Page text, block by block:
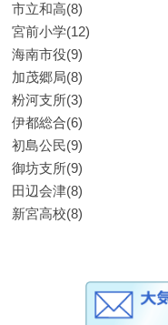
市立和高(8)
宮前小学(12)
海南市役(9)
加茂郷局(8)
粉河支所(3)
伊都総合(6)
初島公民(9)
御坊支所(9)
田辺会津(8)
新宮高校(8)